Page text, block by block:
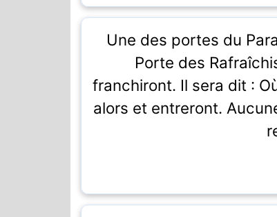
Une des portes du
Porte des
franchiront. Il sera dit :
alors et entreront.